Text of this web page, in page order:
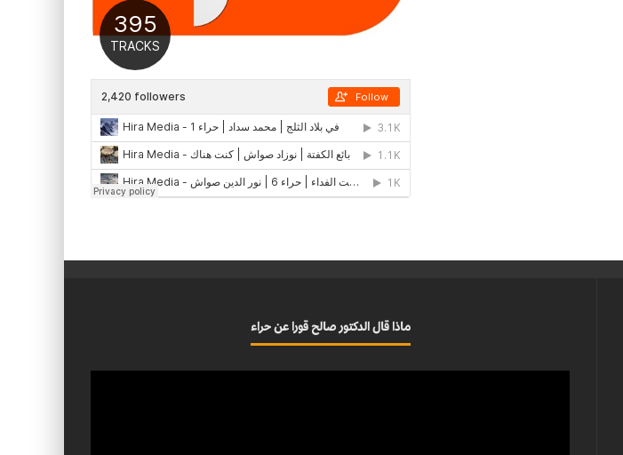
ماذا قال الدكتور صالح قورا عن حراء